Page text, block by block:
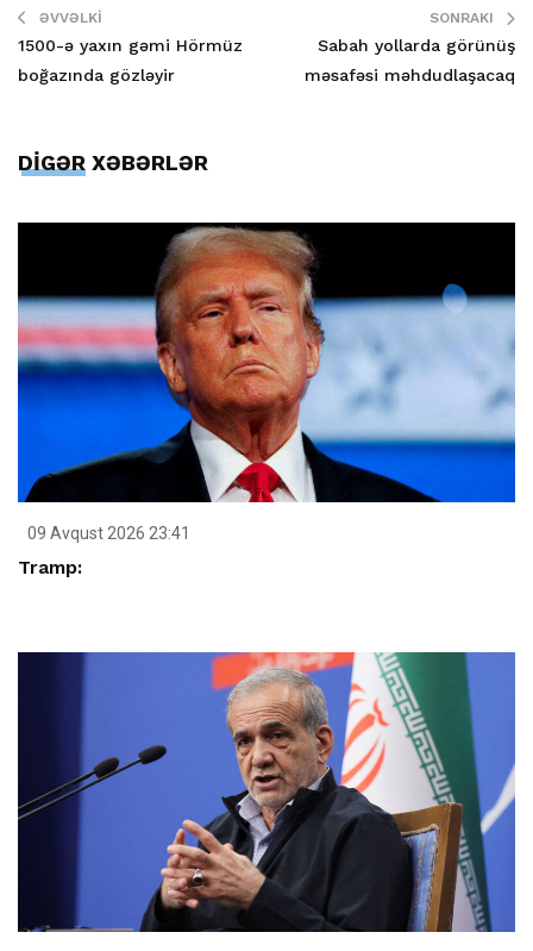
ƏVVƏLKI
1500-ə yaxın gəmi Hörmüz
boğazında gözləyir
SONRAKI
Sabah yollarda görünüş
məsafəsi məhdudlaşacaq
DİGƏR XƏBƏRLƏR
09 Avqust 2026 23:41
Tramp: